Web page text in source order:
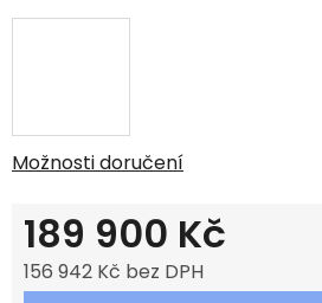
Možnosti doručení
189 900 Kč
156 942 Kč bez DPH